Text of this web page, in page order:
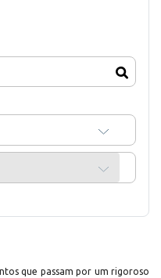
que passam por um rigoroso